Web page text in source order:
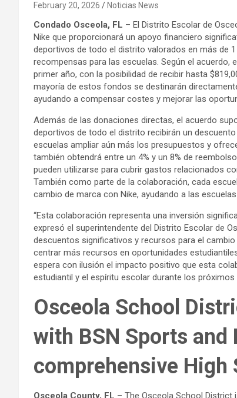
February 20, 2026 Noticias News
Condado Osceola, FL – El Distrito Escolar de
Nike que proporcionará un apoyo financiero
deportivos de todo el distrito valorados en más de
recompensas para las escuelas. Según el acuerdo,
primer año, con la posibilidad de recibir hasta
mayoría de estos fondos se destinarán
ayudando a compensar costes y mejorar las
Además de las donaciones directas, el acuerdo
deportivos de todo el distrito recibirán un
escuelas ampliar aún más los presupuestos y
también obtendrá entre un 4% y un 8% de
pueden utilizarse para cubrir gastos relacionados
También como parte de la colaboración, cada
cambio de marca con Nike, ayudando a las
“Esta colaboración representa una inversión
expresó el superintendente del Distrito Escolar de
descuentos significativos y recursos para el
centrar más recursos en oportunidades
espera con ilusión el impacto positivo que esta
estudiantil y el espíritu escolar durante los próximos
Osceola School
with BSN Sports
comprehensive High
Osceola County, FL – The Osceola School District